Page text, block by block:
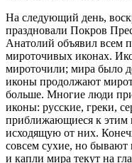
На следующий день,
праздновали Покров
Анатолий объявил всем
мироточивых иконах.
мироточили; мира было
иконы продолжают
больше. Многие люди
иконы: русские, греки,
приближающиеся к этим
исходящую от них.
совсем сухие, но
и капли мира текут на